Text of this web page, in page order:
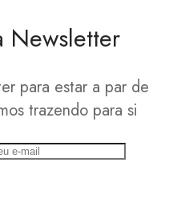
Newsletter
para estar a par de
trazendo para si